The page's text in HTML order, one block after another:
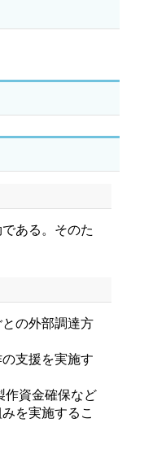
ある。そのた
の外部調達方
支援を実施す
作資金確保など
を実施するこ